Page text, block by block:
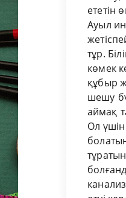
ететін
Ауыл
тұр.
көмек
құбыр
шешу
аймақ
Ол